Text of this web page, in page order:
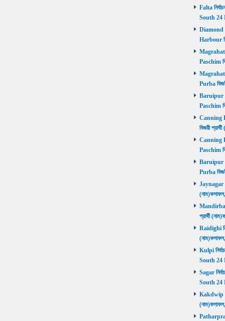
Falta
South 24
Diamond
Harbour
Magrahat
Paschim
Magrahat
Purba
Baruipur
Paschim
Canning
বিজয়ী
Canning
Paschim
Baruipur
Purba
Jaynagar
প্রার্থী
Raidighi
Kulpi
South 24
Sagar
South 24
Kakdwip